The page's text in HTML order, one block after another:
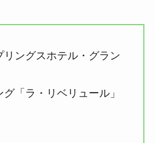
リングスホテル・グラン
「ラ・リベリュール」